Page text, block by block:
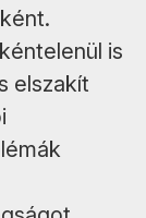
is
elszakít